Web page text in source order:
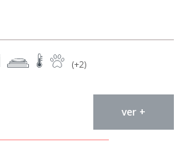
(+2)
ver +